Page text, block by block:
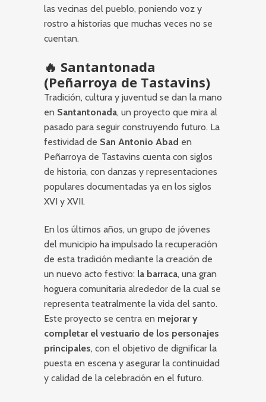
las vecinas del pueblo, poniendo voz y
rostro a historias que muchas veces no se
cuentan.
🔥 Santantonada
(Peñarroya de Tastavins)
Tradición, cultura y juventud se dan la mano
en Santantonada, un proyecto que mira al
pasado para seguir construyendo futuro. La
festividad de San Antonio Abad en
Peñarroya de Tastavins cuenta con siglos
de historia, con danzas y representaciones
populares documentadas ya en los siglos
XVI y XVII.
En los últimos años, un grupo de jóvenes
del municipio ha impulsado la recuperación
de esta tradición mediante la creación de
un nuevo acto festivo: la barraca, una gran
hoguera comunitaria alrededor de la cual se
representa teatralmente la vida del santo.
Este proyecto se centra en mejorar y
completar el vestuario de los personajes
principales, con el objetivo de dignificar la
puesta en escena y asegurar la continuidad
y calidad de la celebración en el futuro.